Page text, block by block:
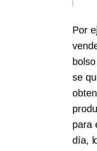
Por
se
para
día,